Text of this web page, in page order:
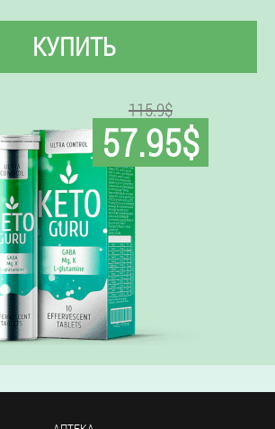
КУПИТЬ
115.9$
57.95$